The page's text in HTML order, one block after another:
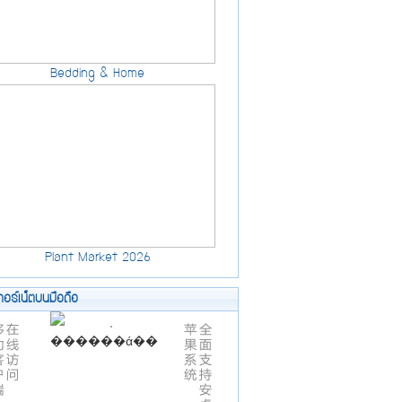
Bedding & Home
Plant Market 2026
อร์เน็ตบนมือถือ